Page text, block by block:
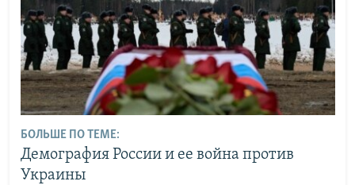
БОЛЬШЕ ПО ТЕМЕ:
Демография России и ее война против
Украины